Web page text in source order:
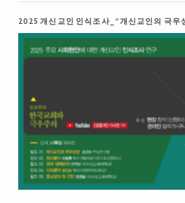
2025 개신교인 인식조사_“개신교인의 극우